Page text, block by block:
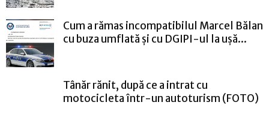
Cum a rămas incompatibilul Marcel Bălan
cu buza umflată și cu DGIPI-ul la ușă...
Tânăr rănit, după ce a intrat cu
motocicleta într-un autoturism (FOTO)